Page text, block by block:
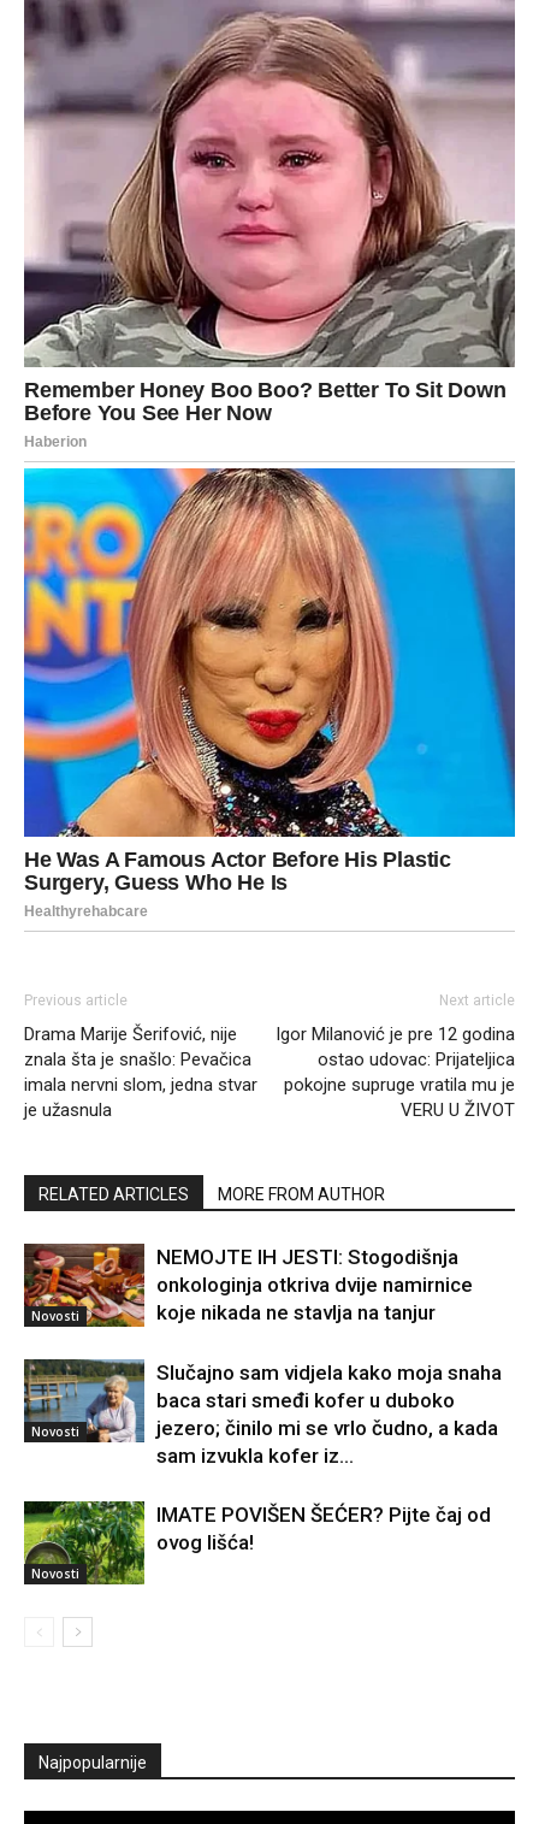
Previous article
Drama Marije Šerifović, nije
znala šta je snašlo: Pevačica
imala nervni slom, jedna stvar
je užasnula
Next article
Igor Milanović je pre 12 godina
ostao udovac: Prijateljica
pokojne supruge vratila mu je
VERU U ŽIVOT
RELATED ARTICLES MORE FROM AUTHOR
Novosti
NEMOJTE IH JESTI: Stogodišnja
onkologinja otkriva dvije namirnice
koje nikada ne stavlja na tanjur
Novosti
Slučajno sam vidjela kako moja snaha
baca stari smeđi kofer u duboko
jezero; činilo mi se vrlo čudno, a kada
sam izvukla kofer iz...
Novosti
IMATE POVIŠEN ŠEĆER? Pijte čaj od
ovog lišća!
Najpopularnije